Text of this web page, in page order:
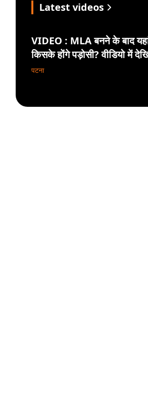
Latest videos
VIDEO : MLA बनने के बाद
किसके होंगे पड़ोसी? वीडियो में
ठिकाना
पटना